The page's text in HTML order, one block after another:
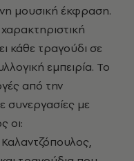
μουσική έκφραση.
κάθε τραγούδι σε
εμπειρία. Το
από την
συνεργασίες με
οι: